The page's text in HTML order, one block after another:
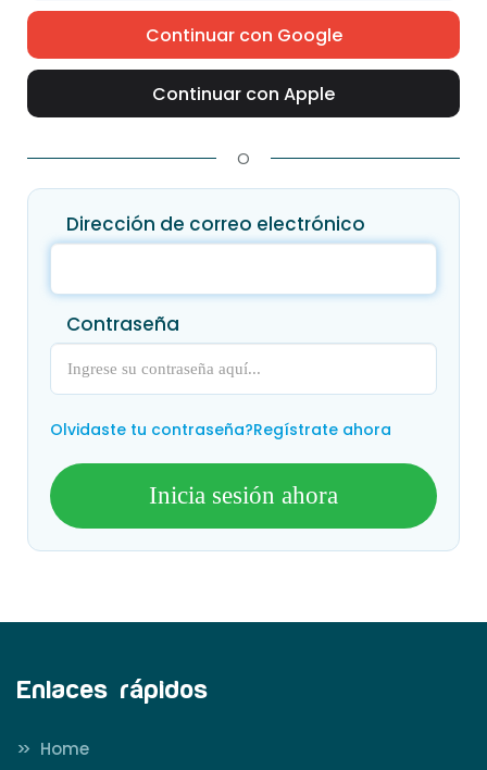
Continuar con Google
Continuar con Apple
O
Dirección de correo electrónico
Contraseña
Olvidaste tu contraseña?Regístrate ahora
Inicia sesión ahora
Enlaces rápidos
>>
Home